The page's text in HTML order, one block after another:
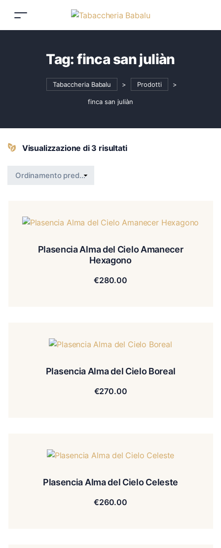
Tag:finca san juliàn
Tabaccheria Babalu > Prodotti >
finca san juliàn
Visualizzazione di 3 risultati
Plasencia Alma del Cielo Amanecer
Hexagono
€280.00
Plasencia Alma del Cielo Boreal
€270.00
Plasencia Alma del Cielo Celeste
€260.00